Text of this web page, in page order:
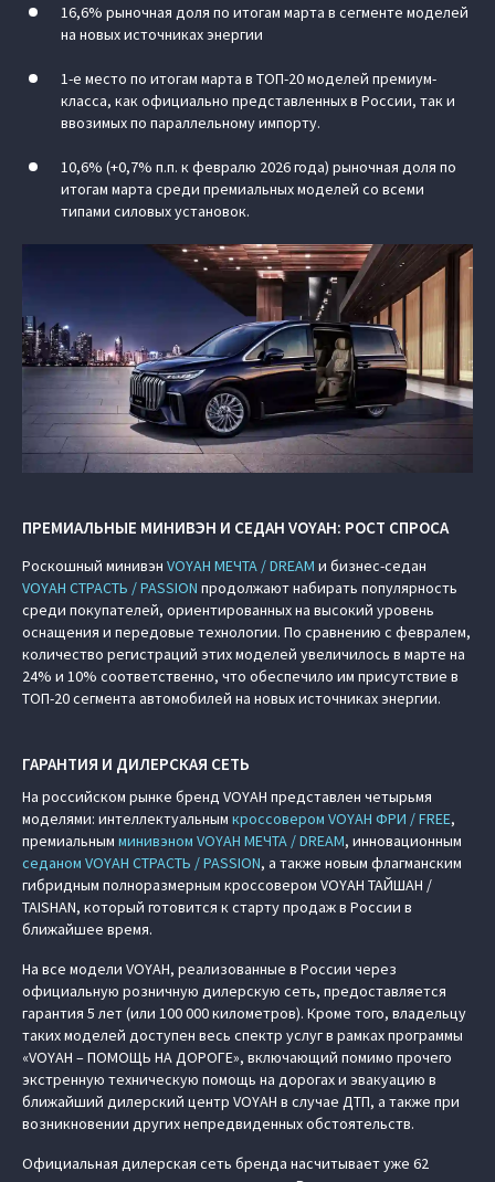
16,6% рыночная доля по итогам марта в сегменте моделей
на новых источниках энергии
1-е место по итогам марта в ТОП-20 моделей премиум-
класса, как официально представленных в России, так и
ввозимых по параллельному импорту.
10,6% (+0,7% п.п. к февралю 2026 года) рыночная доля по
итогам марта среди премиальных моделей со всеми
типами силовых установок.
ПРЕМИАЛЬНЫЕ МИНИВЭН И СЕДАН VOYAH: РОСТ СПРОСА
Роскошный минивэн VOYAH МЕЧТА / DREAM и бизнес-седан
VOYAH СТРАСТЬ / PASSION продолжают набирать популярность
среди покупателей, ориентированных на высокий уровень
оснащения и передовые технологии. По сравнению с февралем,
количество регистраций этих моделей увеличилось в марте на
24% и 10% соответственно, что обеспечило им присутствие в
ТОП-20 сегмента автомобилей на новых источниках энергии.
ГАРАНТИЯ И ДИЛЕРСКАЯ СЕТЬ
На российском рынке бренд VOYAH представлен четырьмя
моделями: интеллектуальным кроссовером VOYAH ФРИ / FREE,
премиальным минивэном VOYAH МЕЧТА / DREAM, инновационным
седаном VOYAH СТРАСТЬ / PASSION, а также новым флагманским
гибридным полноразмерным кроссовером VOYAH ТАЙШАН /
TAISHAN, который готовится к старту продаж в России в
ближайшее время.
На все модели VOYAH, реализованные в России через
официальную розничную дилерскую сеть, предоставляется
гарантия 5 лет (или 100 000 километров). Кроме того, владельцу
таких моделей доступен весь спектр услуг в рамках программы
«VOYAH – ПОМОЩЬ НА ДОРОГЕ», включающий помимо прочего
экстренную техническую помощь на дорогах и эвакуацию в
ближайший дилерский центр VOYAH в случае ДТП, а также при
возникновении других непредвиденных обстоятельств.
Официальная дилерская сеть бренда насчитывает уже 62